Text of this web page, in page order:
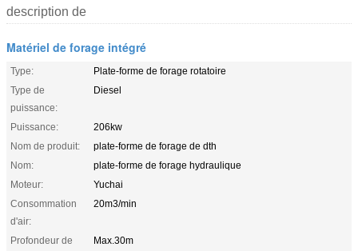
description de
Matériel de forage intégré
Type:
Plate-forme de forage rotatoire
Type de
puissance:
Diesel
Puissance:
206kw
Nom de produit:
plate-forme de forage de dth
Nom:
plate-forme de forage hydraulique
Moteur:
Yuchai
Consommation
d'air:
20m3/min
Profondeur de
Max.30m